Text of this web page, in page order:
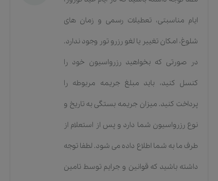
ایام مناسبتی، تعطیلات رسمی و زمان های
شلوغ، امکان تغییر یا لغو رزرو تور وجود ندارد.
در صورتی که بخواهید رزرواسیون خود را
کنسل کنید، باید مبلغ جریمه مربوطه را
پرداخت کنید. میزان جریمه بستگی به تاریخ و
نوع رزرواسیون شما دارد و پس از استعلام از
طرف ما به شما اطلاع داده می شود. لطفا توجه
داشته باشید که قوانین و جرایم توسط تامین